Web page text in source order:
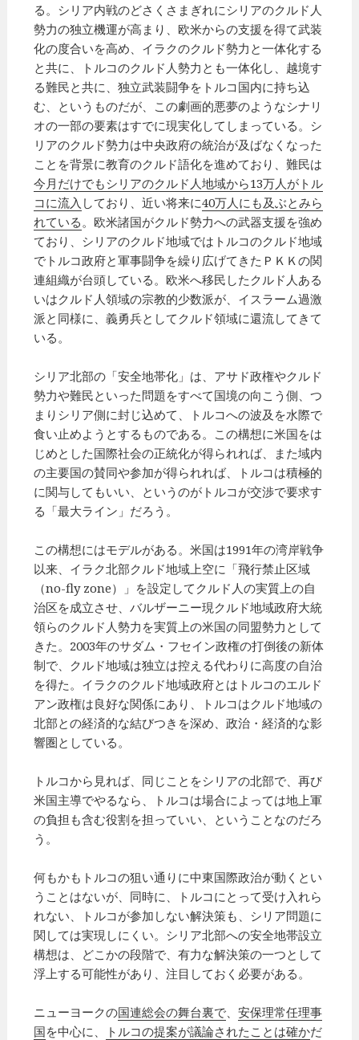
る。シリア内戦のどさくさまぎれにシリアのクルド人
勢力の独立機運が高まり、欧米からの支援を得て武装
化の度合いを高め、イラクのクルド勢力と一体化する
と共に、トルコのクルド人勢力とも一体化し、越境す
る難民と共に、独立武装闘争をトルコ国内に持ち込
む、というものだが、この劇画的悪夢のようなシナリ
オの一部の要素はすでに現実化してしまっている。シ
リアのクルド勢力は中央政府の統治が及ばなくなった
ことを背景に教育のクルド語化を進めており、難民は
今月だけでもシリアのクルド人地域から13万人がトル
コに流入 しており、近い将来に40万人にも及ぶとみら
れている 。欧米諸国がクルド勢力への武器支援を強め
ており、シリアのクルド地域ではトルコのクルド地域
でトルコ政府と軍事闘争を繰り広げてきたＰＫＫの関
連組織が台頭している。欧米へ移民したクルド人ある
いはクルド人領域の宗教的少数派が、イスラーム過激
派と同様に、義勇兵としてクルド領域に還流してきて
いる。
シリア北部の「安全地帯化」は、アサド政権やクルド
勢力や難民といった問題をすべて国境の向こう側、つ
まりシリア側に封じ込めて、トルコへの波及を水際で
食い止めようとするものである。この構想に米国をは
じめとした国際社会の正統化が得られれば、また域内
の主要国の賛同や参加が得られれば、トルコは積極的
に関与してもいい、というのがトルコが交渉で要求す
る「最大ライン」だろう。
この構想にはモデルがある。米国は1991年の湾岸戦争
以来、イラク北部クルド地域上空に「飛行禁止区域
（no-fly zone）」を設定してクルド人の実質上の自
治区を成立させ、バルザーニー現クルド地域政府大統
領らのクルド人勢力を実質上の米国の同盟勢力として
きた。2003年のサダム・フセイン政権の打倒後の新体
制で、クルド地域は独立は控える代わりに高度の自治
を得た。イラクのクルド地域政府とはトルコのエルド
アン政権は良好な関係にあり、トルコはクルド地域の
北部との経済的な結びつきを深め、政治・経済的な影
響圏としている。
トルコから見れば、同じことをシリアの北部で、再び
米国主導でやるなら、トルコは場合によっては地上軍
の負担も含む役割を担っていい、ということなのだろ
う。
何もかもトルコの狙い通りに中東国際政治が動くとい
うことはないが、同時に、トルコにとって受け入れら
れない、トルコが参加しない解決策も、シリア問題に
関しては実現しにくい。シリア北部への安全地帯設立
構想は、どこかの段階で、有力な解決策の一つとして
浮上する可能性があり、注目しておく必要がある。
ニューヨークの国連総会の舞台裏で 、安保理常任理事
国を中心に、 トルコの提案が議論されたことは確かだ